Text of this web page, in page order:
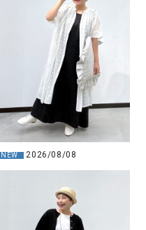
NEW 2026/08/08